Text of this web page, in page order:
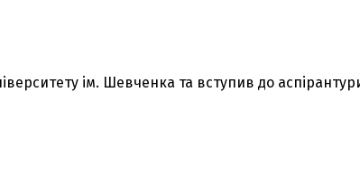
ім. Шевченка та вступив до